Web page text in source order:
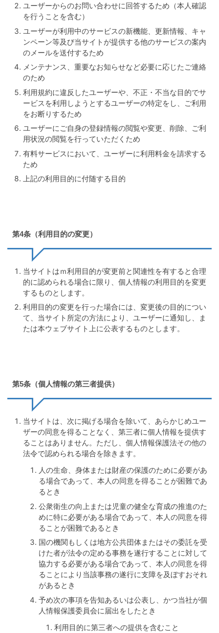
ユーザーからのお問い合わせに回答するため（本人確認
を行うことを含む）
ユーザーが利用中のサービスの新機能、更新情報、キャ
ンペーン等及び当サイトが提供する他のサービスの案内
のメールを送付するため
メンテナンス、重要なお知らせなど必要に応じたご連絡
のため
利用規約に違反したユーザーや、不正・不当な目的でサ
ービスを利用しようとするユーザーの特定をし、ご利用
をお断りするため
ユーザーにご自身の登録情報の閲覧や変更、削除、ご利
用状況の閲覧を行っていただくため
有料サービスにおいて、ユーザーに利用料金を請求する
ため
上記の利用目的に付随する目的
第4条（利用目的の変更）
当サイトはｍ利用目的が変更前と関連性を有すると合理
的に認められる場合に限り、個人情報の利用目的を変更
するものとします。
利用目的の変更を行った場合には、変更後の目的につい
て、当サイト所定の方法により、ユーザーに通知し、ま
たは本ウェブサイト上に公表するものとします。
第5条（個人情報の第三者提供）
当サイトは、次に掲げる場合を除いて、あらかじめユー
ザーの同意を得ることなく、第三者に個人情報を提供す
ることはありません。ただし、個人情報保護法その他の
法令で認められる場合を除きます。
人の生命、身体または財産の保護のために必要があ
る場合であって、本人の同意を得ることが困難であ
るとき
公衆衛生の向上または児童の健全な育成の推進のた
めに特に必要がある場合であって、本人の同意を得
ることが困難であるとき
国の機関もしくは地方公共団体またはその委託を受
けた者が法令の定める事務を遂行することに対して
協力する必要がある場合であって、本人の同意を得
ることにより当該事務の遂行に支障を及ぼすおそれ
があるとき
予め次の事項を告知あるいは公表し、かつ当社が個
人情報保護委員会に届出をしたとき
利用目的に第三者への提供を含むこと